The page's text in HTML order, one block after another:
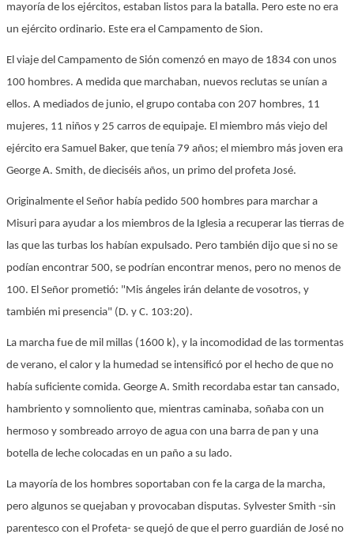
mayoría de los ejércitos, estaban listos para la batalla. Pero este no era
un ejército ordinario. Este era el Campamento de Sion.
El viaje del Campamento de Sión comenzó en mayo de 1834 con unos
100 hombres. A medida que marchaban, nuevos reclutas se unían a
ellos. A mediados de junio, el grupo contaba con 207 hombres, 11
mujeres, 11 niños y 25 carros de equipaje. El miembro más viejo del
ejército era Samuel Baker, que tenía 79 años; el miembro más joven era
George A. Smith, de dieciséis años, un primo del profeta José.
Originalmente el Señor había pedido 500 hombres para marchar a
Misuri para ayudar a los miembros de la Iglesia a recuperar las tierras de
las que las turbas los habían expulsado. Pero también dijo que si no se
podían encontrar 500, se podrían encontrar menos, pero no menos de
100. El Señor prometió: "Mis ángeles irán delante de vosotros, y
también mi presencia" (D. y C. 103:20).
La marcha fue de mil millas (1600 k), y la incomodidad de las tormentas
de verano, el calor y la humedad se intensificó por el hecho de que no
había suficiente comida. George A. Smith recordaba estar tan cansado,
hambriento y somnoliento que, mientras caminaba, soñaba con un
hermoso y sombreado arroyo de agua con una barra de pan y una
botella de leche colocadas en un paño a su lado.
La mayoría de los hombres soportaban con fe la carga de la marcha,
pero algunos se quejaban y provocaban disputas. Sylvester Smith -sin
parentesco con el Profeta- se quejó de que el perro guardián de José no